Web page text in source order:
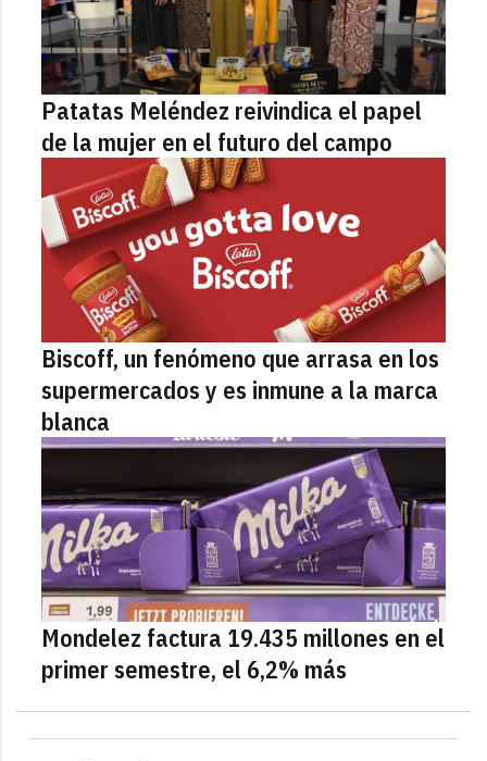
Patatas Meléndez reivindica el papel
de la mujer en el futuro del campo
Biscoff, un fenómeno que arrasa en los
supermercados y es inmune a la marca
blanca
Mondelez factura 19.435 millones en el
primer semestre, el 6,2% más